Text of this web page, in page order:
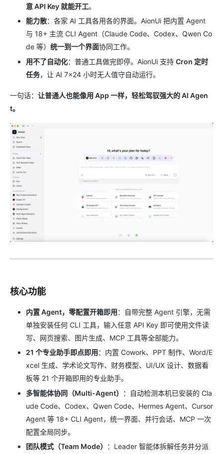
意 API Key 就能开工。
能力散：各家 AI 工具各用各的界面。AionUi 把内置 Agent
与 18+ 主流 CLI Agent（Claude Code、Codex、Qwen Co
de 等） 统一到一个界面协同工作。
用不了自动化：普通工具做完即停。AionUi 支持 Cron 定时
任务，让 AI 7×24 小时无人值守自动运行。
一句话： 让普通人也能像用 App 一样，轻松驾驭强大的 AI Agen
t。
核心功能
内置 Agent，零配置开箱即用：自带完整 Agent 引擎，无需
单独安装任何 CLI 工具，输入任意 API Key 即可使用文件读
写、网页搜索、图片生成、MCP 工具等全部能力。
21 个专业助手即点即用：内置 Cowork、PPT 制作、Word/E
xcel 生成、学术论文写作、财务模型、UI/UX 设计、数据看
板等 21 个开箱即用的专业助手。
多智能体协同（Multi-Agent）
：自动检测本机已安装的 Cla
ude Code、Codex、Qwen Code、Hermes Agent、Cursor
Agent 等 18+ CLI Agent，统一界面、并行会话、MCP 一次
配置全局同步。
团队模式（Team Mode）
：Leader 智能体拆解任务并分派